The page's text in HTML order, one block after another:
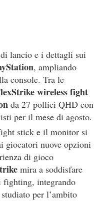
lancio e i dettagli sui
, ampliando
console. Tra le
wireless fight
da 27 pollici QHD con
per il mese di agosto.
stick e il monitor si
giocatori nuove opzioni
di gioco
mira a soddisfare
fighting, integrando
per l’ambito